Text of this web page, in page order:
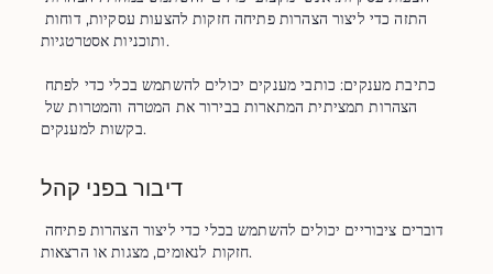
ותוכניות אסטרטגיות.
בקשות למענקים.
דיבור בפני קהל
חזקות לנאומים, מצגות או הרצאות.